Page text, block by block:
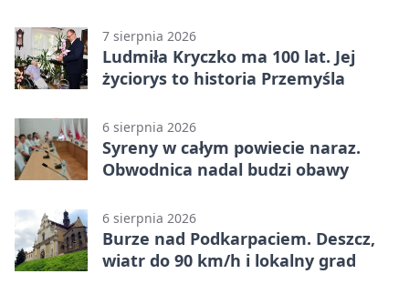
7 sierpnia 2026
Ludmiła Kryczko ma 100 lat. Jej
życiorys to historia Przemyśla
6 sierpnia 2026
Syreny w całym powiecie naraz.
Obwodnica nadal budzi obawy
6 sierpnia 2026
Burze nad Podkarpaciem. Deszcz,
wiatr do 90 km/h i lokalny grad